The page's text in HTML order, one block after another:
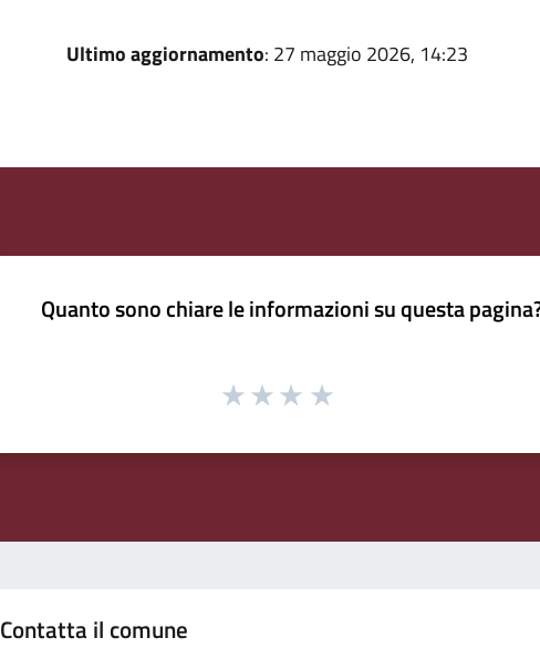
Ultimo aggiornamento: 27 maggio 2026, 14:23
Quanto sono chiare le informazioni su questa
Contatta il comune